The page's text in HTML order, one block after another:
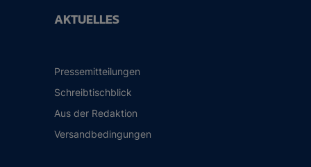
AKTUELLES
Pressemitteilungen
Schreibtischblick
Aus der Redaktion
Versandbedingungen